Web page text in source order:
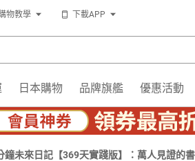
物教學 下載APP
日本購物 品牌旗艦 優惠活動
鐘未來日記【369天實踐版】：萬人見證的書